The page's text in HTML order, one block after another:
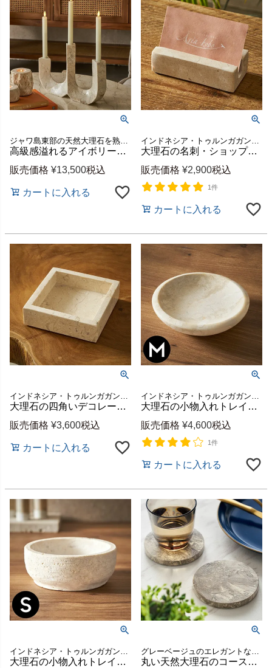
ジャワ島東部の天然大理石を熟練した職人が、ひとつひとつ丁寧に彫って仕上げた3連キャンドルホルダー
高級感溢れるアイボリー色の大理石を彫って作られた3連マーブルキャンドルホルダー [14261]
販売価格 ¥13,500税込
カートに入れる
インドネシア・トゥルンガガン地域の厳選された、白・ベージュ基調の天然大理石を使用したカードスタンド
大理石の名刺・ショップカードスタンド[14224]
販売価格 ¥2,900税込
1件
カートに入れる
インドネシア・トゥルンガガン地域の厳選された、白・ベージュ基調の天然大理石を使用した小物入れトレイ
大理石の四角いデコレーショントレイ[14223]
販売価格 ¥3,600税込
カートに入れる
インドネシア・トゥルンガガン地域の厳選された、白・ベージュ基調の天然大理石を使用した小物入れトレイ
大理石の小物入れトレイ（Mサイズ-ラウンド）[14222]
販売価格 ¥4,600税込
1件
カートに入れる
インドネシア・トゥルンガガン地域の厳選された、白・ベージュ基調の天然大理石を使用した小物入れトレイ
大理石の小物入れトレイ（Sサイズ-ラウンド）[14221]
グレーベージュのエレガントな色合いと美しいマーブル模様が魅力のコースター
丸い天然大理石のコースター2枚セット（ジャワマーブル）[14201]